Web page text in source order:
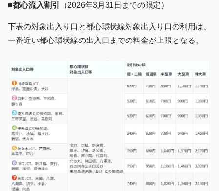
■都心流入割引 （2026年3月31日までの限定）
下表の対象出入り口と都心環状線対象出入り口の利用は、
一番近い都心環状線の出入口までの料金が上限となる。